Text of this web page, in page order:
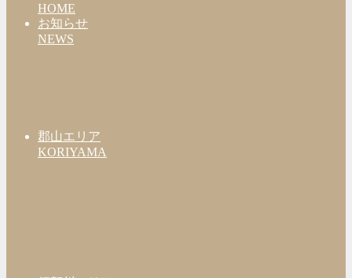
HOME
お知らせ
NEWS
郡山エリア
KORIYAMA